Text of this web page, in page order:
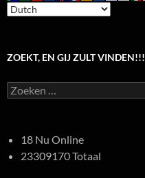
ZOEKT, EN GIJ ZULT VINDEN!!!
Zoeken
naar:
18 Nu Online
23309170 Totaal